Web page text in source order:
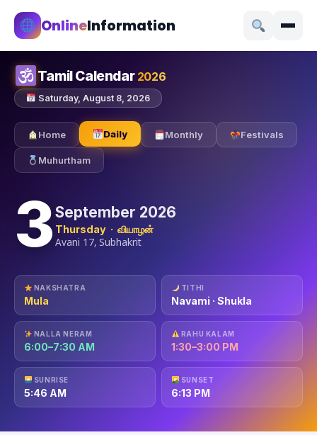
OnlineInformation
Tamil Calendar 2026
Saturday, August 8, 2026
Home Daily Monthly Festivals
Muhurtham
3September 2026
Thursday · வியாழன்
Avani 17, Subhakrit
NAKSHATRA
Mula
TITHI
Navami · Shukla
NALLA NERAM
6:00–7:30 AM
RAHU KALAM
1:30–3:00 PM
SUNRISE
5:46 AM
SUNSET
6:13 PM